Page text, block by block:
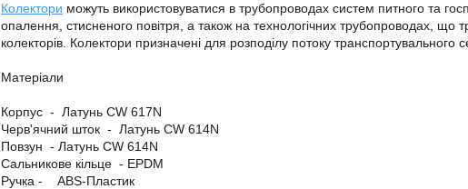
Колектори можуть використовуватися в трубопроводах систем питного та
опалення, стисненого повітря, а також на технологічних трубопроводах, що
колекторів. Колектори призначені для розподілу потоку
Матеріали
Корпус - Латунь CW 617N
Черв'ячний шток - Латунь CW 614N
Повзун - Латунь CW 614N
Сальникове кільце - EPDM
Ручка - ABS-Пластик